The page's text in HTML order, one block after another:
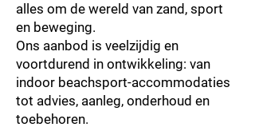
alles om de wereld van zand, sport
en beweging.
Ons aanbod is veelzijdig en
voortdurend in ontwikkeling: van
indoor beachsport-accommodaties
tot advies, aanleg, onderhoud en
toebehoren.